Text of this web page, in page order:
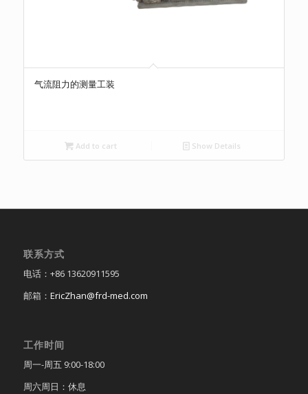
气流阻力的测量工装
Add to cart Show Details
联系方式
电话：+86 13620911595
邮箱： EricZhan@frd-med.com
工作时间
周一-周五 9:00-18:00
周六周日：休息